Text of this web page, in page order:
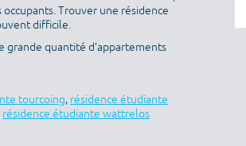
Trouver une résidence
difficile.
grande quantité d’appartements
tourcoing, résidence étudiante
résidence étudiante wattrelos